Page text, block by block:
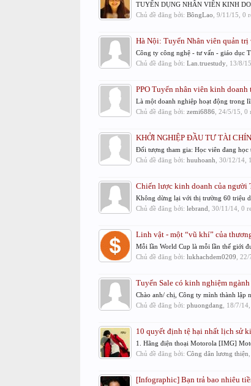
TUYỂN DỤNG NHÂN VIÊN KINH
Chủ đề đăng bởi: BôngLao 9/11/15 , 0
Hà Nội: Tuyển Nhân viên quản trị
Công ty công nghệ - tư vấn - giáo dục
Chủ đề đăng bởi: Lan.truestudy, 13/8/15
PPO Tuyển nhân viên kinh doanh
Là một doanh nghiệp hoạt động trong
Chủ đề đăng bởi: zemi6886 24/5/15 ,
KHỞI NGHIỆP ĐẦU TƯ TÀI
Đối tượng tham gia: Học viên đang học
Chủ đề đăng bởi: huuhoanh 30/12/14,
Chiến lược kinh doanh của người
Không dừng lại với thị trường 60 triệu
Chủ đề đăng bởi: lebrand 30/11/14, 0
Linh vật - một “vũ khí” của
Mỗi lần World Cup là mỗi lần thế giới
Chủ đề đăng bởi: lukhachdem0209 22/
Tuyển Sale có kinh nghiệm
Chào anh/ chị, Công ty mình thành lập
Chủ đề đăng bởi: phuongdang 18/7/14,
10 quyết định tệ hại nhất lịch sử
1. Hãng điện thoại Motorola [IMG]
Chủ đề đăng bởi: Công dân lương thiện
[Infographic] Bạn trả bao nhiêu